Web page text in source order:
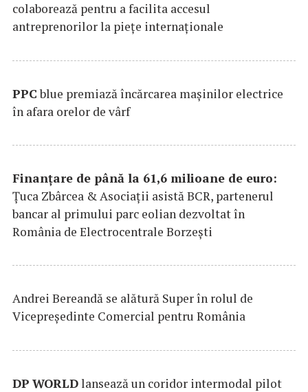
colaborează pentru a facilita accesul
antreprenorilor la pieţe internaţionale
PPCblue premiază încărcarea maşinilor electrice
în afara orelor de vârf
Finanțare de până la 61,6 milioane de euro:
Țuca Zbârcea & Asociații asistă BCR, partenerul
bancar al primului parc eolian dezvoltat în
România de Electrocentrale Borzești
Andrei Bereandă se alătură Super în rolul de
Vicepreședinte Comercial pentru România
DP WORLDlansează un coridor intermodal pilot